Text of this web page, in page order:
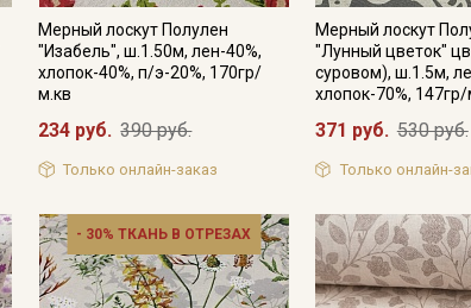
Мерный лоскут Полулен
"Изабель", ш.1.50м, лен-40%,
хлопок-40%, п/э-20%, 170гр/
м.кв
234 руб. 390 руб.
Только онлайн-заказ
Мерный лоскут
"Лунный цветок"
суровом), ш.1.5м,
хлопок-70%,
371 руб. 530 руб.
Только онлайн-
- 30% ТКАНЬ В ОТРЕЗАХ
и даюСогласие на
ДаюСогласие на получение
информационных рассылок